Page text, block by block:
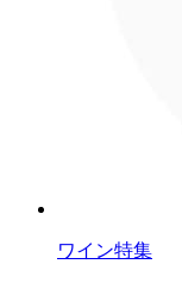
ワイン特集